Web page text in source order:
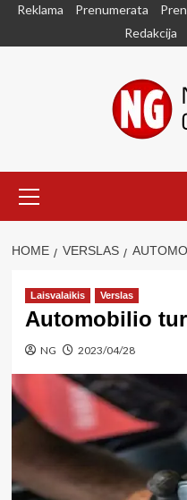
SkipReklama Prenumerata
Redakcija
Menu
HOME VERSLAS
Laisvalaikis Verslas
Automobilio
NG 2023/04/28